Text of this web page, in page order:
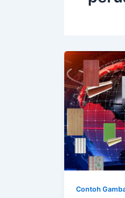
Contoh